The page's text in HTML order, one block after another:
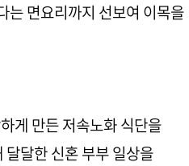
는 면요리까지 선보여 이목을
게 만든 저속노화 식단을
달한 신혼 부부 일상을